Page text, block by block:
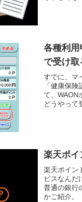
各種利用
で受け取
すでに、マ
「健康保
て、WAON
どうやって
楽天ポイ
楽天ポイン
ビスなんだ
普通の銀行
かご紹介。